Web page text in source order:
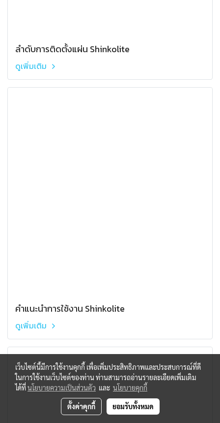
ลำดับการติดตั้งแผ่น Shinkolite
ดูเพิ่มเติม
คำแนะนำการใช้งาน Shinkolite
ดูเพิ่มเติม
เว็บไซต์นี้มีการใช้งานคุกกี้ เพื่อเพิ่มประสิทธิภาพและประสบการณ์ที่ดี
ในการใช้งานเว็บไซต์ของท่าน ท่านสามารถอ่านรายละเอียดเพิ่มเติม
ได้ที่นโยบายความเป็นส่วนตัว และ นโยบายคุกกี้
ตั้งค่าคุกกี้ ยอมรับทั้งหมด